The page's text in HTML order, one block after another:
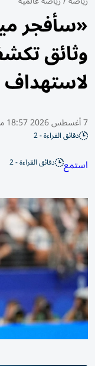
وثائق
لاستهداف
7 أغسطس 2026 18:57 مساء
دقائق القراءة - 2
استمع دقائق القراءة - 2